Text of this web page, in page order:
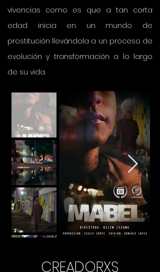
vivencias como es que a tan corta
edad inicia en un mundo de
prostitución llevándola a un proceso de
evolución y transformación a lo largo
de su vida.
CREADORXS